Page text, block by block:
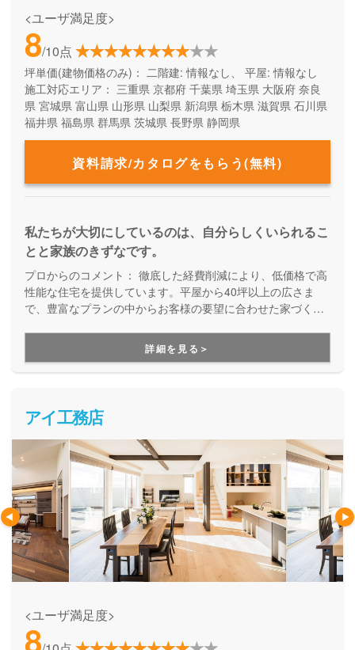
<ユーザ満足度>
8/10点
坪単価(建物価格のみ)： 二階建: 情報なし、 平屋: 情報なし
施工対応エリア： 三重県 京都府 千葉県 埼玉県 大阪府 奈良
県 宮城県 富山県 山形県 山梨県 新潟県 栃木県 滋賀県 石川県
福井県 福島県 群馬県 茨城県 長野県 静岡県
資料請求/カタログをもらう(無料)
私たちが大切にしているのは、自分らしくいられるこ
とと家族のきずなです。
プロからのコメント：
性能な住宅を提供しています。平屋から40坪以上の広さま
で、豊富なプランの中からお客様の要望に合わせた家づくり
ず、予算内で快適な住まいを建てたい方にオススメです。
詳細を見る＞
アイ工務店
<ユーザ満足度>
8